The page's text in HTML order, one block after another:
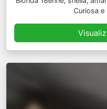
Curiosa